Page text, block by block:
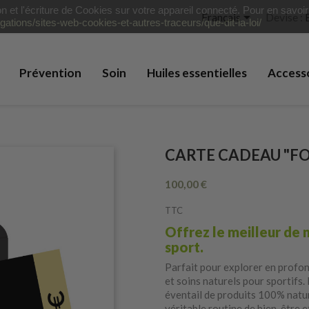
Français Devise :
Prévention Soin Huiles essentielles
CARTE CADEAU
100,00 €
TTC
Offrez le meilleur de
sport.
Parfait pour explorer en
et soins naturels pour sportifs.
éventail de produits 100%
et l'écriture de Cookies sur votre appareil connecté. Pour en
sites-web-cookies-et-autres-traceurs/que-dit-la-loi/